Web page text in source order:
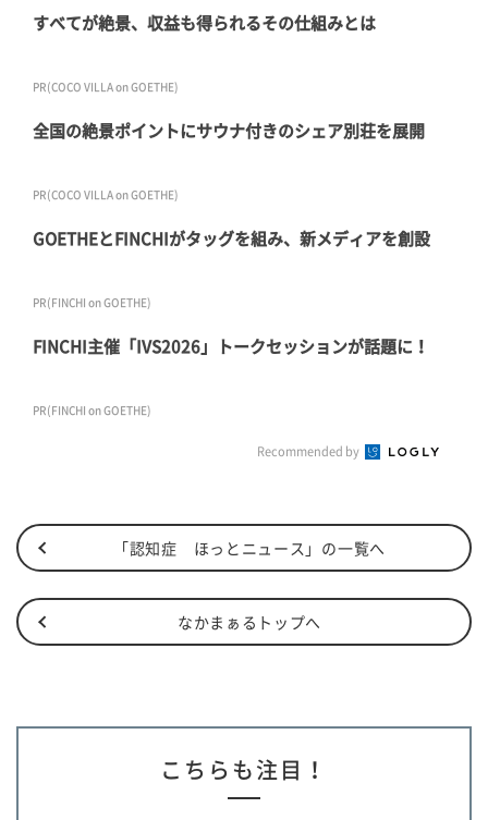
すべてが絶景、収益も得られるその仕組みとは
PR(COCO VILLA on GOETHE)
全国の絶景ポイントにサウナ付きのシェア別荘を展開
PR(COCO VILLA on GOETHE)
GOETHEとFINCHIがタッグを組み、新メディアを創設
PR(FINCHI on GOETHE)
FINCHI主催「IVS2026」トークセッションが話題に！
PR(FINCHI on GOETHE)
Recommended by
「認知症 ほっとニュース」の一覧へ
なかまぁるトップへ
こちらも注目！